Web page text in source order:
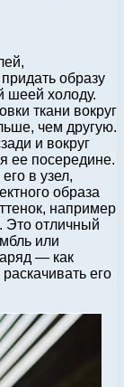
образу
шеей холоду.
ткани вокруг
чем другую.
и вокруг
ее посередине.
в узел,
образа
например
Это отличный
или
— как
его